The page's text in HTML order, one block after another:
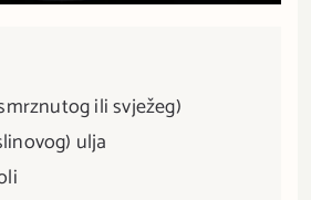
ili svježeg)
ulja